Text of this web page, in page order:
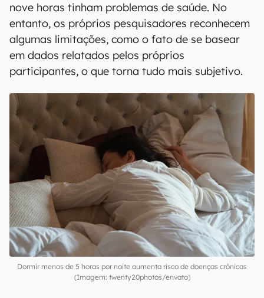
nove horas tinham problemas de saúde. No
entanto, os próprios pesquisadores reconhecem
algumas limitações, como o fato de se basear
em dados relatados pelos próprios
participantes, o que torna tudo mais subjetivo.
Dormir menos de 5 horas por noite aumenta risco de doenças crônicas
(Imagem: twenty20photos/envato)